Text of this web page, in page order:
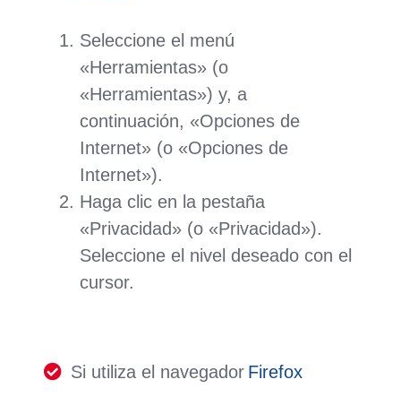
Seleccione el menú
«Herramientas» (o
«Herramientas») y, a
continuación, «Opciones de
Internet» (o «Opciones de
Internet»).
Haga clic en la pestaña
«Privacidad» (o «Privacidad»).
Seleccione el nivel deseado con el
cursor.
Si utiliza el navegador Firefox